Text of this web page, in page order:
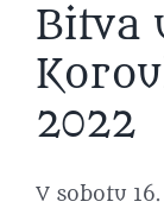
Bitva
2022
V sobotu